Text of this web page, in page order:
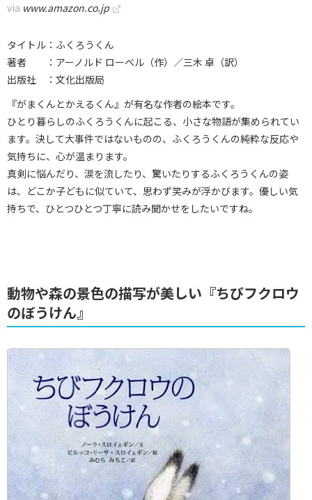
via www.amazon.co.jp
タイトル：ふくろうくん
著者 ：アーノルド ローベル（作）／三木 卓（訳）
出版社 ：文化出版局
『がまくんとかえるくん』が有名な作者の絵本です。
ひとり暮らしのふくろうくんに起こる、小さな物語が集められてい
ます。決して大事件ではないものの、ふくろうくんの純粋な反応や
気持ちに、心が温まります。
真剣に悩んだり、涙を流したり、驚いたりするふくろうくんの姿
は、どこか子どもに似ていて、思わず笑みが浮かびます。優しい気
持ちで、ひとつひとつ丁寧に読み聞かせをしたいですね。
動物や森の景色の描写が美しい『ちびフクロウ
のぼうけん』